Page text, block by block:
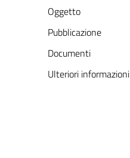
Oggetto
Pubblicazione
Documenti
Ulteriori informazioni